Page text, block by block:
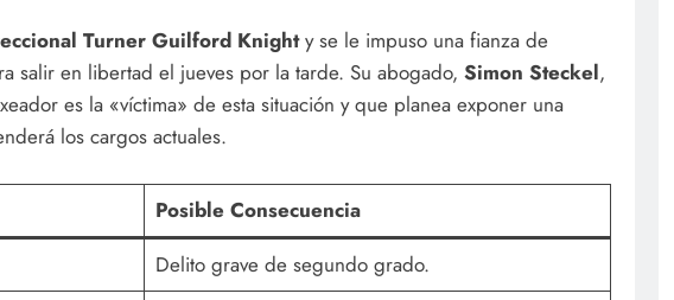
Turner Guilford Knighty se le impuso una fianza de
salir en libertad el jueves por la tarde. Su abogado, Simon Steckel,
es la «víctima» de esta situación y que planea exponer una
los cargos actuales.
Posible Consecuencia
Delito grave de segundo grado.